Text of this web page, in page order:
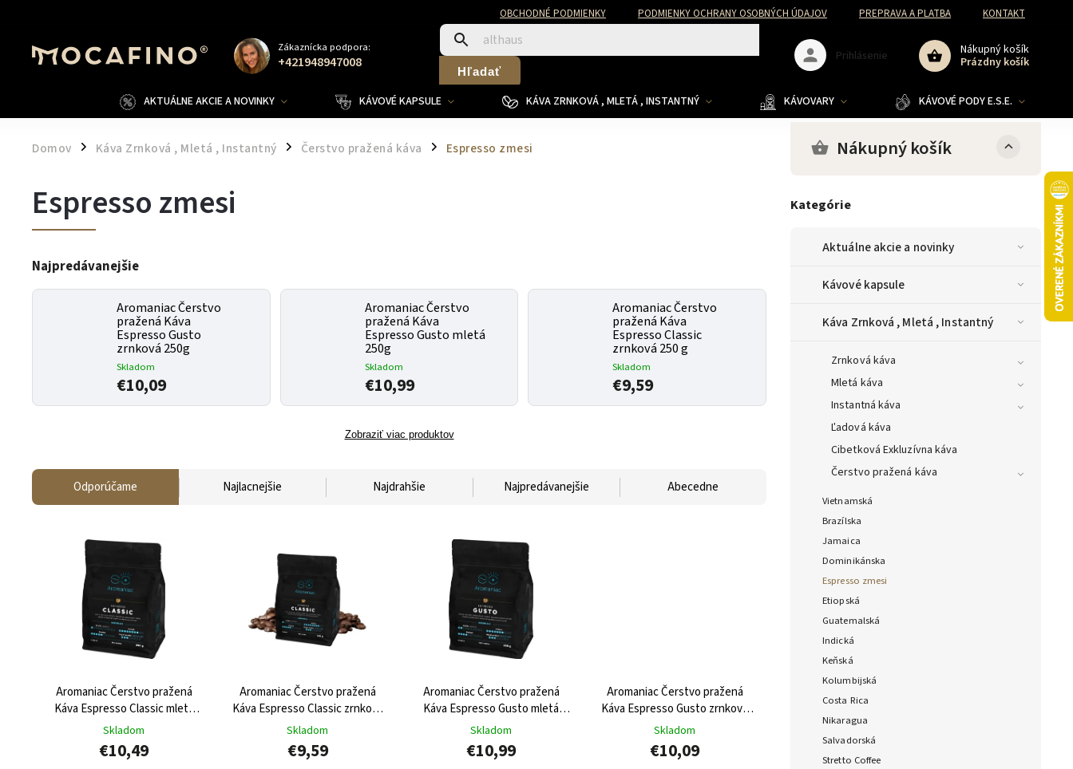
OBCHODNÉ PODMIENKY PODMIENKY OCHRANY OSOBNÝCH ÚDAJOV PREPRAVA A PLATBA KONTAKT
Zákaznícka podpora:
+421948947008 Hľadať
Nákupný košík
Prázdny košík
Prihlásenie
AKTUÁLNE AKCIE A NOVINKY KÁVOVÉ KAPSULE KÁVA ZRNKOVÁ , MLETÁ , INSTANTNÝ KÁVOVARY KÁVOVÉ PODY E.S.E.
Domov / Káva Zrnková , Mletá , Instantný / Čerstvo pražená káva / Espresso zmesi Nákupný košík
Kategórie
Aktuálne akcie a novinky
Kávové kapsule
Káva Zrnková , Mletá , Instantný
Zrnková káva
Mletá káva
Instantná káva
Ľadová káva
Cibetková Exkluzívna káva
Čerstvo pražená káva
Vietnamská
Brazílska
Jamaica
Dominikánska
Espresso zmesi
Etiopská
Guatemalská
Indická
Keňská
Kolumbijská
Costa Rica
Nikaragua
Salvadorská
Stretto Coffee
Espresso zmesi
Najpredávanejšie
Aromaniac Čerstvo
pražená Káva
Espresso Gusto
zrnková 250g
Skladom
€10,09
Aromaniac Čerstvo
pražená Káva
Espresso Gusto mletá
250g
Skladom
€10,99
Aromaniac Čerstvo
pražená Káva
Espresso Classic
zrnková 250 g
Skladom
€9,59
Zobraziť viac produktov
Odporúčame Najlacnejšie Najdrahšie Najpredávanejšie Abecedne
Aromaniac Čerstvo pražená
Káva Espresso Classic mletá
250g
Skladom
€10,49
Aromaniac Čerstvo pražená
Káva Espresso Classic zrnková
250 g
Skladom
€9,59
Aromaniac Čerstvo pražená
Káva Espresso Gusto mletá
250g
Skladom
€10,99
Aromaniac Čerstvo pražená
Káva Espresso Gusto zrnková
250g
Skladom
€10,09